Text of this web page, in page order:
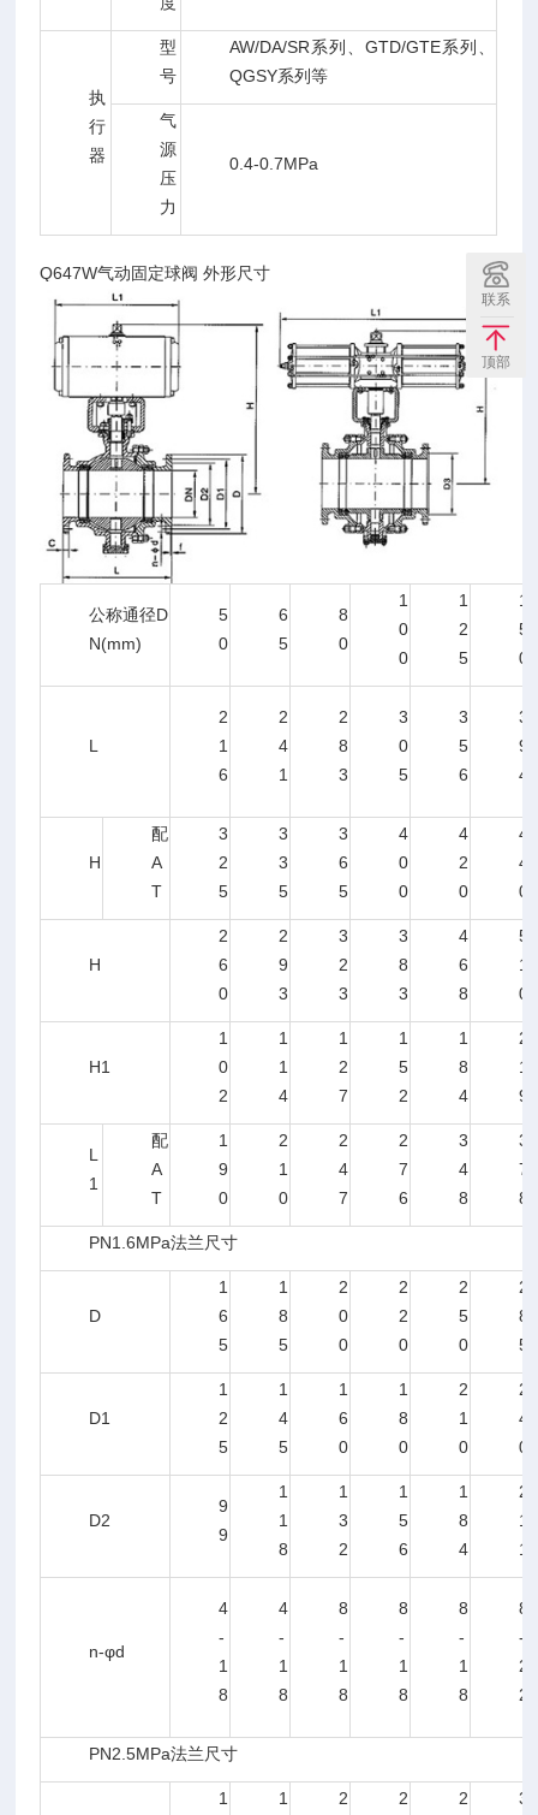
执
行
器
型
号
AW/DA/SR系列、GTD/GTE系列、
QGSY系列等
气
源
压
力
0.4-0.7MPa
Q647W气动固定球阀 外形尺寸
公称通径D
N(mm)
5
0
6
5
8
0
1
0
0
1
2
5
1
5
0
L
2
1
6
2
4
1
2
8
3
3
0
5
3
5
6
3
9
4
H
配
A
T
3
2
5
3
3
5
3
6
5
4
0
0
4
2
0
4
4
0
H
2
6
0
2
9
3
3
2
3
3
8
3
4
6
8
5
1
0
H1
1
0
2
1
1
4
1
2
7
1
5
2
1
8
4
2
1
9
L
1
配
A
T
1
9
0
2
1
0
2
4
7
2
7
6
3
4
8
3
7
8
PN1.6MPa法兰尺寸
D
1
6
5
1
8
5
2
0
0
2
2
0
2
5
0
2
8
5
D1
1
2
5
1
4
5
1
6
0
1
8
0
2
1
0
2
4
0
D2
9
9
1
1
8
1
3
2
1
5
6
1
8
4
2
1
1
n-φd
4
-
1
8
4
-
1
8
8
-
1
8
8
-
1
8
8
-
1
8
8
-
2
2
PN2.5MPa法兰尺寸
1
1
2
2
2
3
联系
顶部